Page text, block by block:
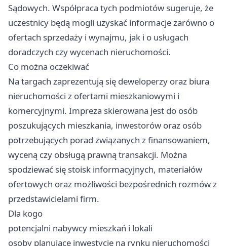
Sądowych. Współpraca tych podmiotów sugeruje, że
uczestnicy będą mogli uzyskać informacje zarówno o
ofertach sprzedaży i wynajmu, jak i o usługach
doradczych czy wycenach nieruchomości.
Co można oczekiwać
Na targach zaprezentują się deweloperzy oraz biura
nieruchomości z ofertami mieszkaniowymi i
komercyjnymi. Impreza skierowana jest do osób
poszukujących mieszkania, inwestorów oraz osób
potrzebujących porad związanych z finansowaniem,
wyceną czy obsługą prawną transakcji. Można
spodziewać się stoisk informacyjnych, materiałów
ofertowych oraz możliwości bezpośrednich rozmów z
przedstawicielami firm.
Dla kogo
potencjalni nabywcy mieszkań i lokali
osoby planujące inwestycje na rynku nieruchomości